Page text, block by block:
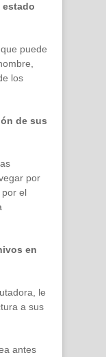
estado
puede
los
de sus
por
por el
en
le
a sus
antes